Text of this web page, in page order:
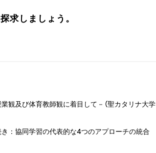
求しましょう。
観及び体育教師観に着目して－（聖カタリナ大学
：協同学習の代表的な4つのアプローチの統合